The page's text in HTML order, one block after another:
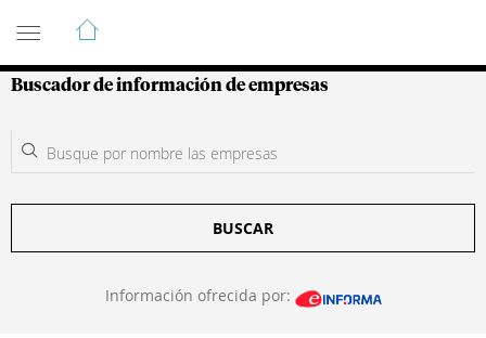
Guía de Empresas Colombianas
Buscador de información de empresas
BUSCAR
Información ofrecida por: